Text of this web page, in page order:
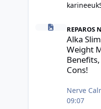
karineeuk
Alka Slim Reviews:
REPAROS
Alka
Weight
Cons!
Nerve
09:07